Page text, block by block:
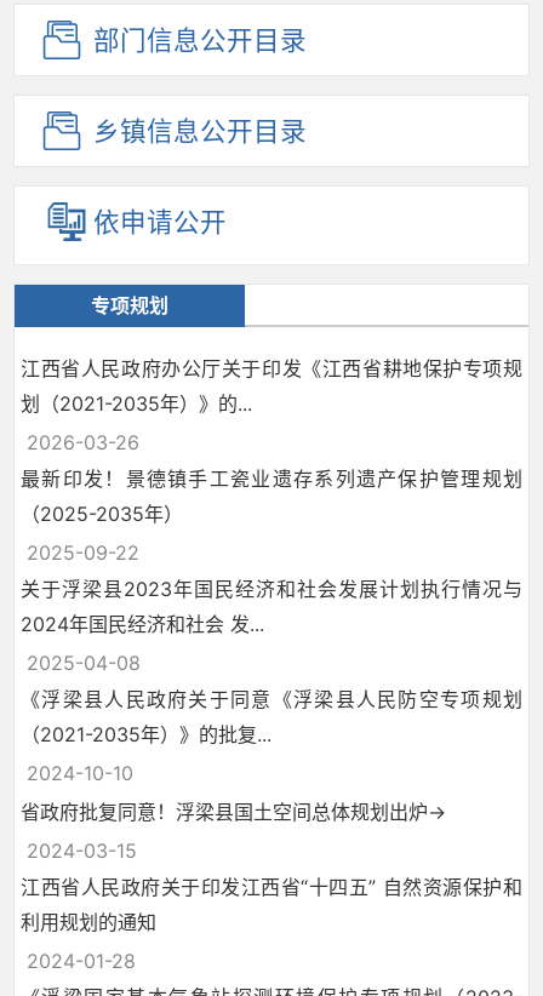
部门信息公开目录
乡镇信息公开目录
依申请公开
专项规划
江西省人民政府办公厅关于印发《江西省耕地保护专项规
划（2021-2035年）》的...
2026-03-26
最新印发！景德镇手工瓷业遗存系列遗产保护管理规划
（2025-2035年）
2025-09-22
关于浮梁县2023年国民经济和社会发展计划执行情况与
2024年国民经济和社会 发...
2025-04-08
《浮梁县人民政府关于同意《浮梁县人民防空专项规划
（2021-2035年）》的批复...
2024-10-10
省政府批复同意！浮梁县国土空间总体规划出炉→
2024-03-15
江西省人民政府关于印发江西省“十四五” 自然资源保护和
利用规划的通知
2024-01-28